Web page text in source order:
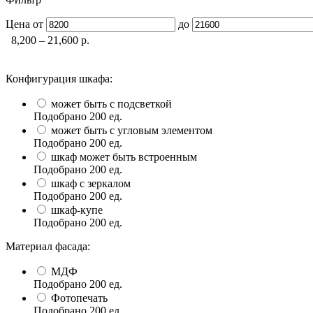
Цена от
до
8,200 – 21,600 р.
Конфигурация шкафа:
может быть с подсветкой
Подобрано 200 ед.
может быть с угловым элементом
Подобрано 200 ед.
шкаф может быть встроенным
Подобрано 200 ед.
шкаф с зеркалом
Подобрано 200 ед.
шкаф-купе
Подобрано 200 ед.
Материал фасада:
МДФ
Подобрано 200 ед.
Фотопечать
Подобрано 200 ед.